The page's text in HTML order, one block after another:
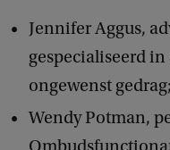
Jennifer Aggus,
gespecialiseerd
ongewenst gedrag;
Wendy Potman,